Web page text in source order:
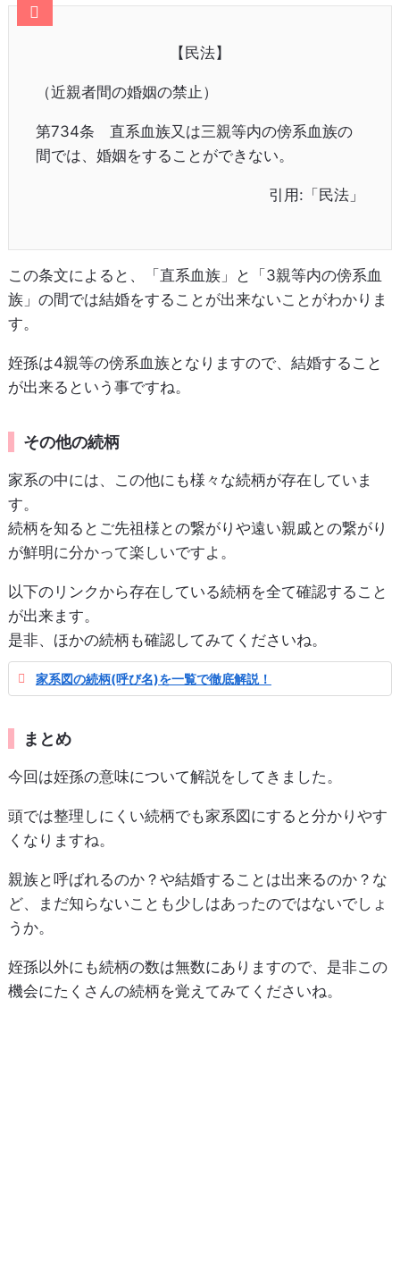
【民法】
（近親者間の婚姻の禁止）
第734条 直系血族又は三親等内の傍系血族の
間では、婚姻をすることができない。
引用:「民法」
この条文によると、「直系血族」と「3親等内の傍系血
族」の間では結婚をすることが出来ないことがわかりま
す。
姪孫は4親等の傍系血族となりますので、結婚すること
が出来るという事ですね。
その他の続柄
家系の中には、この他にも様々な続柄が存在していま
す。
続柄を知るとご先祖様との繋がりや遠い親戚との繋がり
が鮮明に分かって楽しいですよ。
以下のリンクから存在している続柄を全て確認すること
が出来ます。
是非、ほかの続柄も確認してみてくださいね。
家系図の続柄(呼び名)を一覧で徹底解説！
まとめ
今回は姪孫の意味について解説をしてきました。
頭では整理しにくい続柄でも家系図にすると分かりやす
くなりますね。
親族と呼ばれるのか？や結婚することは出来るのか？な
ど、まだ知らないことも少しはあったのではないでしょ
うか。
姪孫以外にも続柄の数は無数にありますので、是非この
機会にたくさんの続柄を覚えてみてくださいね。